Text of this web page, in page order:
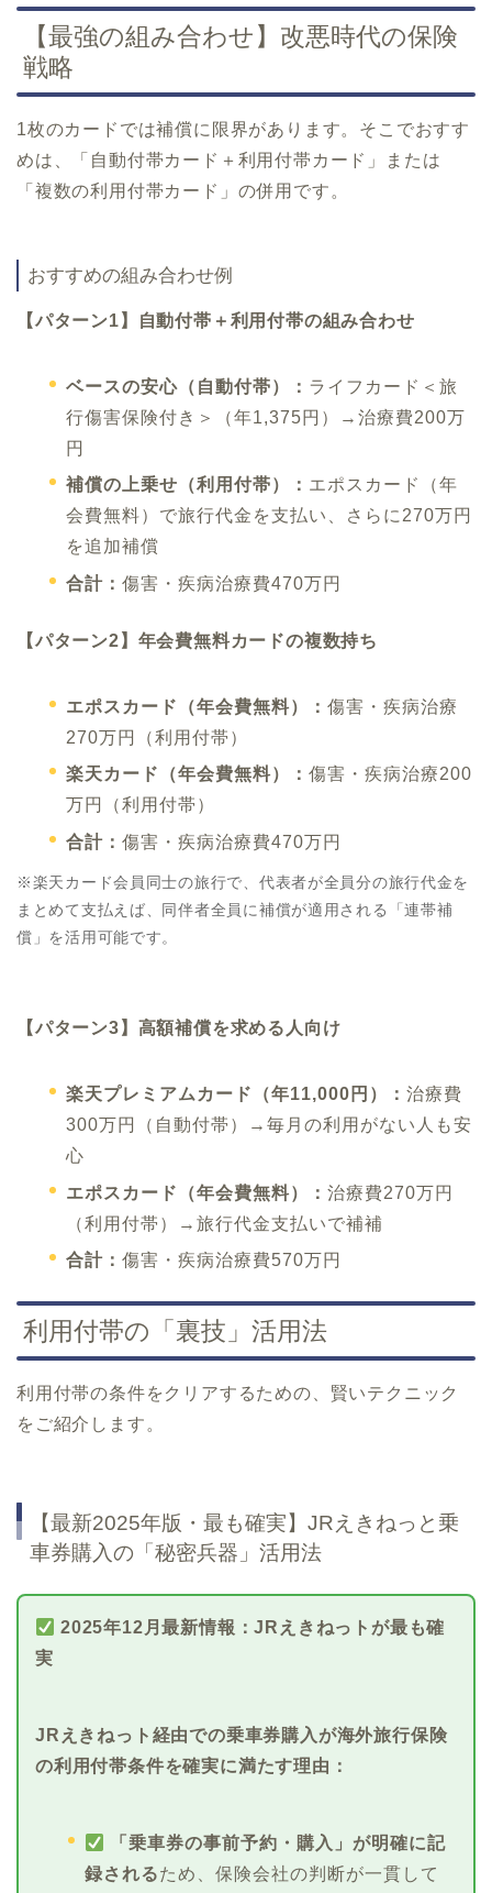
【最強の組み合わせ】改悪時代の保険
戦略
1枚のカードでは補償に限界があります。そこでおすす
めは、「自動付帯カード＋利用付帯カード」または
「複数の利用付帯カード」の併用です。
おすすめの組み合わせ例
【パターン1】自動付帯＋利用付帯の組み合わせ
ベースの安心（自動付帯）： ライフカード＜旅
行傷害保険付き＞（年1,375円）→治療費200万
円
補償の上乗せ（利用付帯）： エポスカード（年
会費無料）で旅行代金を支払い、さらに270万円
を追加補償
合計： 傷害・疾病治療費470万円
【パターン2】年会費無料カードの複数持ち
エポスカード（年会費無料）： 傷害・疾病治療
270万円（利用付帯）
楽天カード（年会費無料）： 傷害・疾病治療200
万円（利用付帯）
合計： 傷害・疾病治療費470万円
※楽天カード会員同士の旅行で、代表者が全員分の旅行代金を
まとめて支払えば、同伴者全員に補償が適用される「連帯補
償」を活用可能です。
【パターン3】高額補償を求める人向け
楽天プレミアムカード（年11,000円）： 治療費
300万円（自動付帯）→毎月の利用がない人も安
心
エポスカード（年会費無料）： 治療費270万円
（利用付帯）→旅行代金支払いで補補
合計： 傷害・疾病治療費570万円
利用付帯の「裏技」活用法
利用付帯の条件をクリアするための、賢いテクニック
をご紹介します。
【最新2025年版・最も確実】JRえきねっと乗
車券購入の「秘密兵器」活用法
2025年12月最新情報：JRえきねっトが最も確
実
JRえきねっト経由での乗車券購入が海外旅行保険
の利用付帯条件を確実に満たす理由：
「乗車券の事前予約・購入」が明確に記
録されるため、保険会社の判断が一貫して